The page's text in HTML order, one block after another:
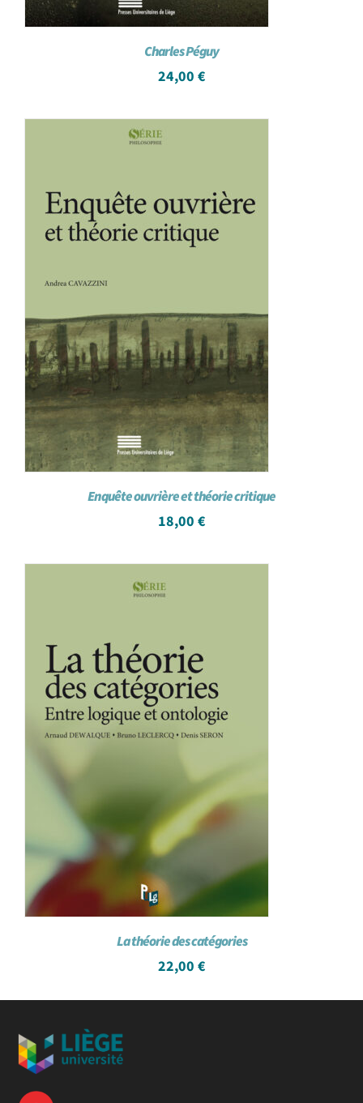
Charles Péguy
24,00 €
Enquête ouvrière et théorie critique
18,00 €
La théorie des catégories
22,00 €